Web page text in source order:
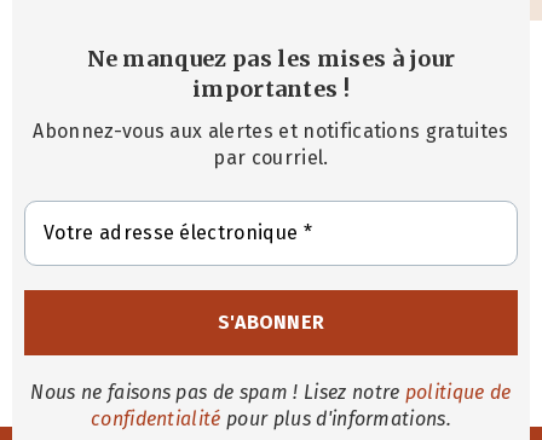
Ne manquez pas les mises à jour
importantes !
Abonnez-vous aux alertes et notifications gratuites
par courriel.
Nous ne faisons pas de spam ! Lisez notre politique de
confidentialité pour plus d'informations.